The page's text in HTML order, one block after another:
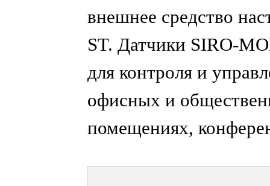
внешнее средство
ST. Датчики SIRO-
для контроля и
офисных и
помещениях,